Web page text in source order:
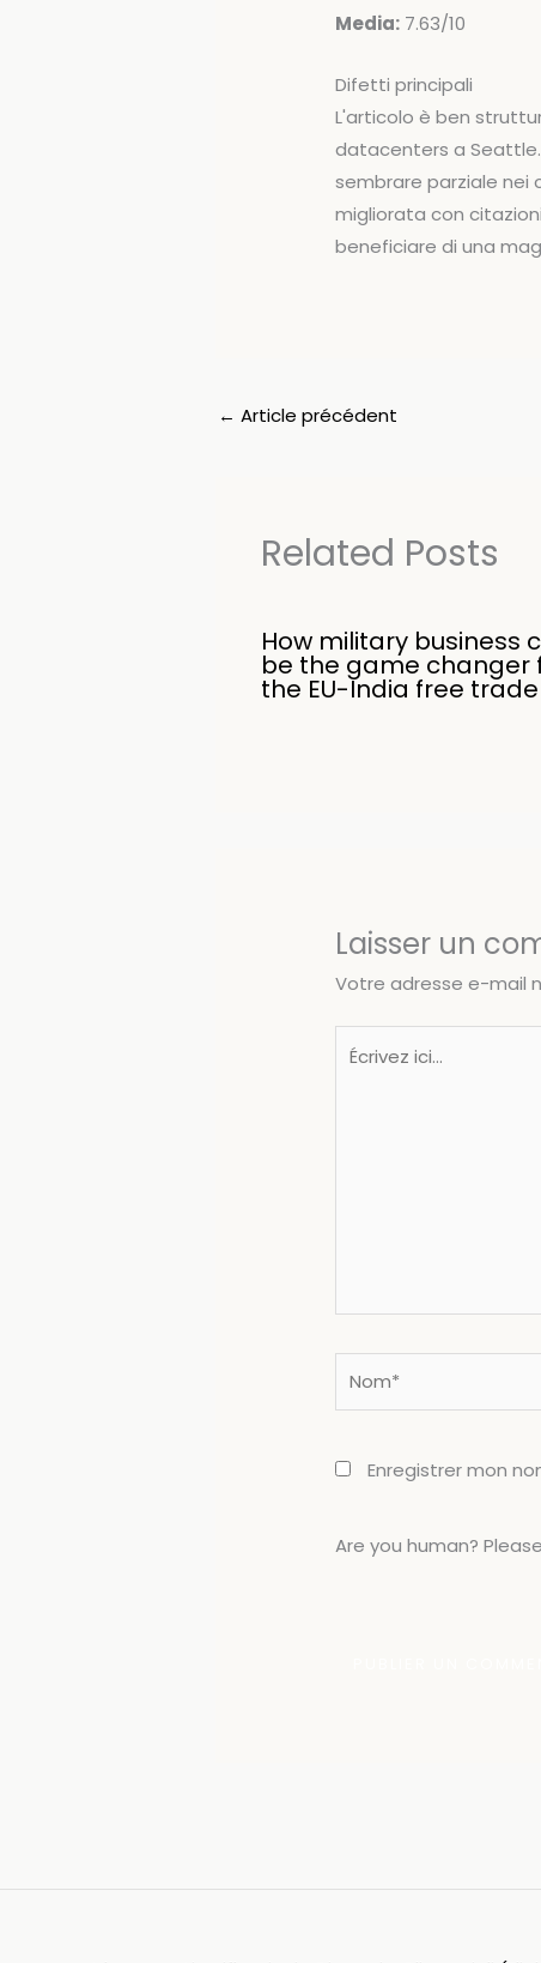
Media: 7.63/10
Difetti principali
L'articolo è ben
datacenters a
sembrare parziale nei
migliorata con
beneficiare di una
← Article précédent
Related Posts
How military business
be the game changer
the EU-India free
Laisser un
Votre adresse e-mail
Enregistrer mon
Are you human?